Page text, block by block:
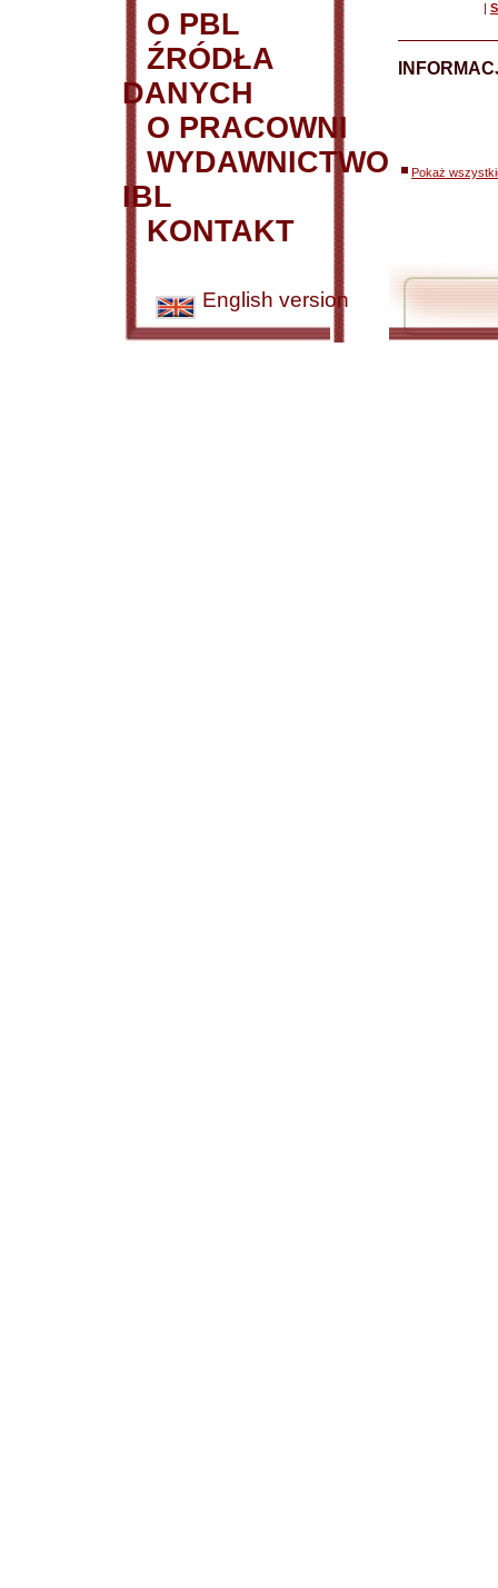
O PBL
ŹRÓDŁA
DANYCH
O PRACOWNI
WYDAWNICTWO
IBL
KONTAKT
English version
|
Pokaż